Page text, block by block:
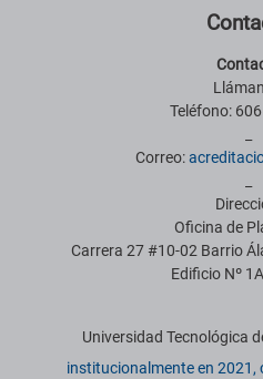
Teléfono:
Correo:
Oficina de
Carrera 27 #10-02 Barrio
Edificio Nº
Información
Universidad Tecnológica
institucionalmente en 2021,